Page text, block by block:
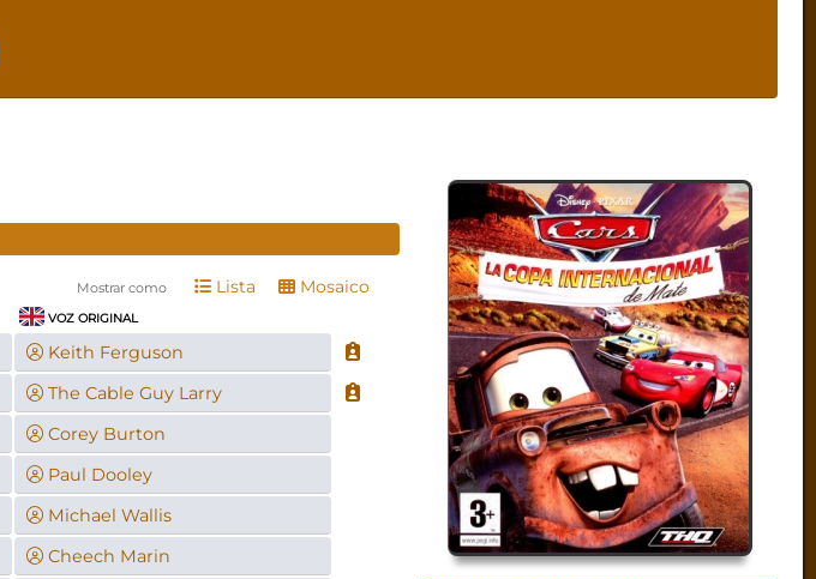
Mostrar como Lista Mosaico
VOZ ORIGINAL
Keith Ferguson
The Cable Guy Larry
Corey Burton
Paul Dooley
Michael Wallis
Cheech Marin